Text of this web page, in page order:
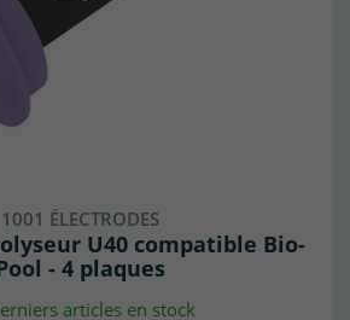
1001 ÉLECTRODES
U40 compatible Bio-
- 4 plaques
articles en stock